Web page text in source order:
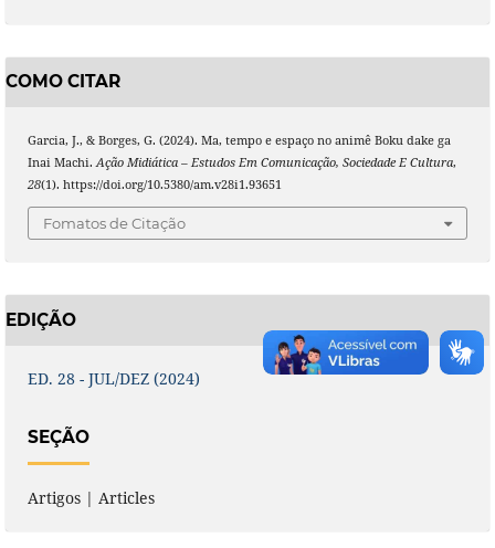
COMO CITAR
Garcia, J., & Borges, G. (2024). Ma, tempo e espaço no animê Boku dake ga
Inai Machi.Ação Midiática – Estudos Em Comunicação, Sociedade E Cultura,
28(1). https://doi.org/10.5380/am.v28i1.93651
Fomatos de Citação
EDIÇÃO
ED. 28 - JUL/DEZ (2024)
SEÇÃO
Artigos | Articles